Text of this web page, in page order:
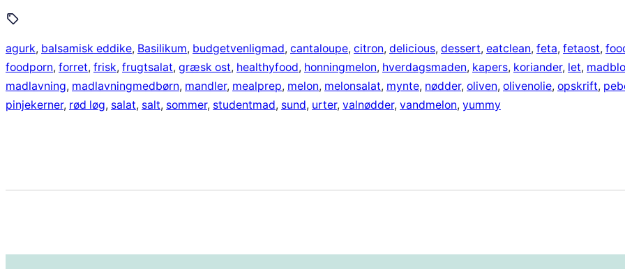
agurk, balsamisk eddike, Basilikum, budgetvenligmad, cantaloupe, citron, delicious, dessert, eatclean, feta, fetaost,
foodporn, forret, frisk, frugtsalat, græsk ost, healthyfood, honningmelon, hverdagsmaden, kapers, koriander, let,
madlavning, madlavningmedbørn, mandler, mealprep, melon, melonsalat, mynte, nødder, oliven, olivenolie, opskrift,
pinjekerner, rød løg, salat, salt, sommer, studentmad, sund, urter, valnødder, vandmelon, yummy